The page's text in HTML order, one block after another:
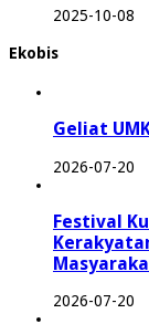
2025-10-08
Ekobis
Geliat
2026-07-20
Festival
2026-07-20